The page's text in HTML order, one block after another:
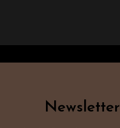
Newsletter